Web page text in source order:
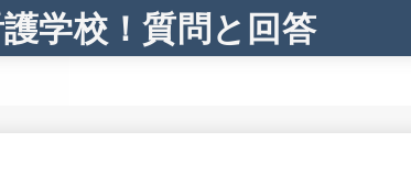
学校！質問と回答